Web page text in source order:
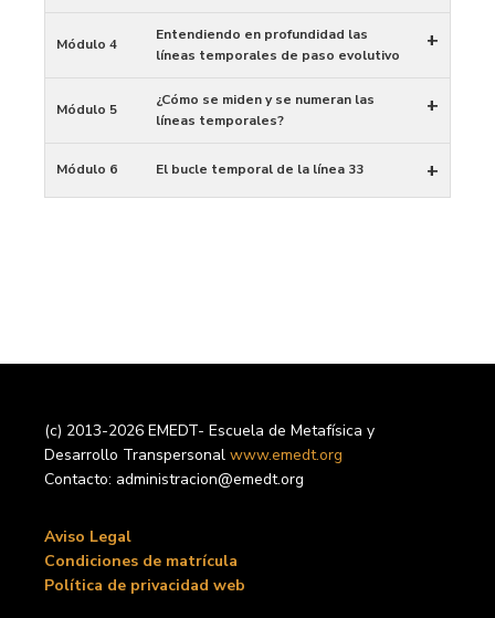
Módulo 4
Entendiendo en profundidad las
líneas temporales de paso evolutivo
+
Módulo 5
¿Cómo se miden y se numeran las
líneas temporales?
+
Módulo 6 El bucle temporal de la línea 33 +
(c) 2013-2026 EMEDT- Escuela de Metafísica y
Desarrollo Transpersonal www.emedt.org
Contacto: administracion@emedt.org
Aviso Legal
Condiciones de matrícula
Política de privacidad web